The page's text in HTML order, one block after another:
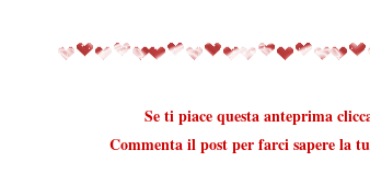
Se ti piace questa anteprima
Commenta il post per farci sapere la